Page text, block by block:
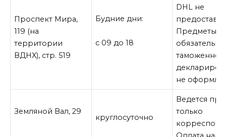
Проспект Мира,
119 (на
территории
ВДНХ), стр. 519
Будние дни:
с 09 до 18
DHL не
Предметы,
не
Земляной Вал, 29
круглосуточно
Ведется
только